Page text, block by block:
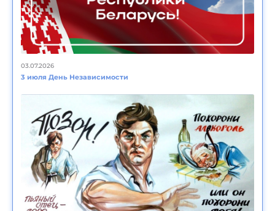
03.07.2026
3 июля День Независимости